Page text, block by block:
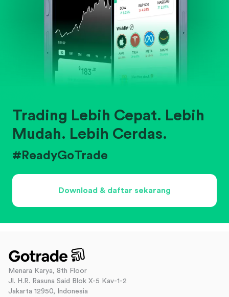
Trading Lebih Cepat. Lebih
Mudah. Lebih Cerdas.
#ReadyGoTrade
Download & daftar sekarang
Menara Karya, 8th Floor
Jl. H.R. Rasuna Said Blok X-5 Kav-1-2
Jakarta 12950, Indonesia